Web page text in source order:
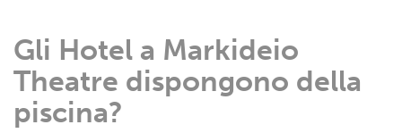
Gli Hotel a Markideio
Theatre dispongono della
piscina?